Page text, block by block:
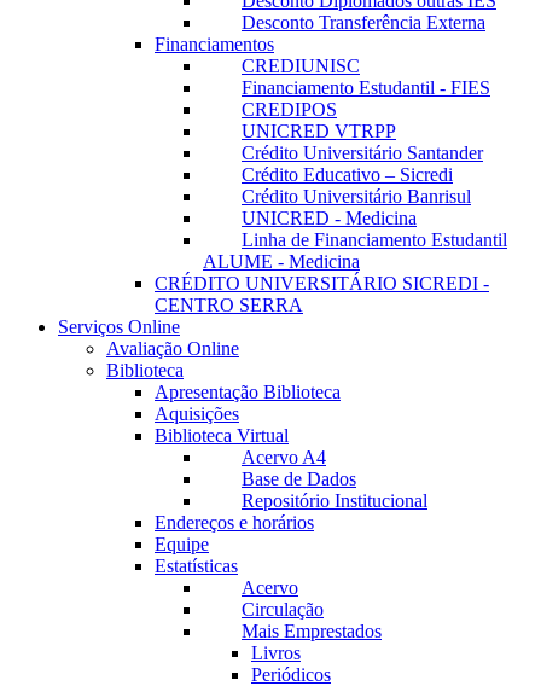
Desconto Transferência Externa
Financiamentos
CREDIUNISC
Financiamento Estudantil - FIES
CREDIPOS
UNICRED VTRPP
Crédito Universitário Santander
Crédito Educativo – Sicredi
Crédito Universitário Banrisul
UNICRED - Medicina
Linha de Financiamento Estudantil
ALUME - Medicina
CRÉDITO UNIVERSITÁRIO SICREDI -
CENTRO SERRA
Serviços Online
Avaliação Online
Biblioteca
Apresentação Biblioteca
Aquisições
Biblioteca Virtual
Acervo A4
Base de Dados
Repositório Institucional
Endereços e horários
Equipe
Estatísticas
Acervo
Circulação
Mais Emprestados
Livros
Periódicos